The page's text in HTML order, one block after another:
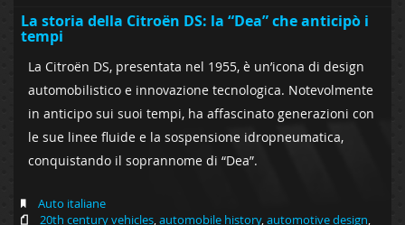
La storia della Citroën DS: la “Dea” che anticipò i
tempi
La Citroën DS, presentata nel 1955, è un’icona di design
automobilistico e innovazione tecnologica. Notevolmente
in anticipo sui suoi tempi, ha affascinato generazioni con
le sue linee fluide e la sospensione idropneumatica,
conquistando il soprannome di “Dea”.
Auto italiane
20th century vehicles,automobile history,automotive design,